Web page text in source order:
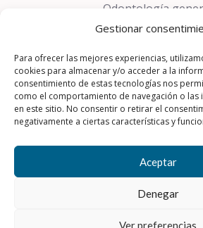
Gestionar
Para ofrecer las mejores experiencias,
cookies para almacenar y/o acceder a la
consentimiento de estas tecnologías nos
como el comportamiento de navegación o las
en este sitio. No consentir o retirar el
negativamente a ciertas características y
Aceptar
Denegar
Ver preferencias
Odontología
Estética dental
Trastornos del
Prótesis dentales
Periodoncia
Cirugía Oral
Política de Privacidad
© 2026 Parc Bosc